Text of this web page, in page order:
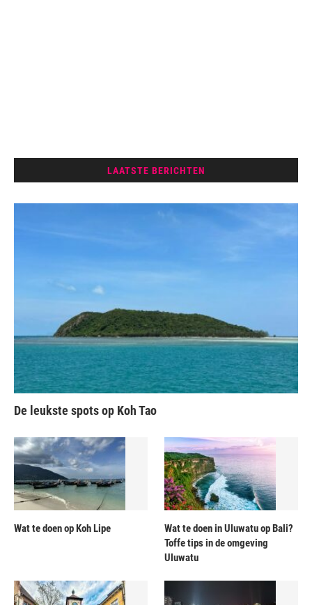
LAATSTE BERICHTEN
De leukste spots op Koh Tao
Wat te doen op Koh Lipe
Wat te doen in Uluwatu op Bali?
Toffe tips in de omgeving
Uluwatu